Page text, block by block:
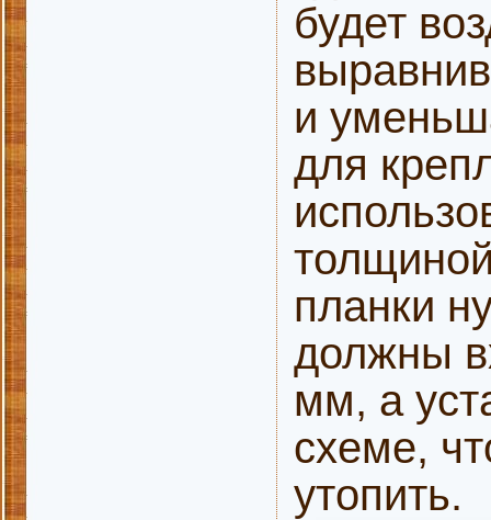
будет
и
для
планки
должны
мм, а
схеме,
утопить.